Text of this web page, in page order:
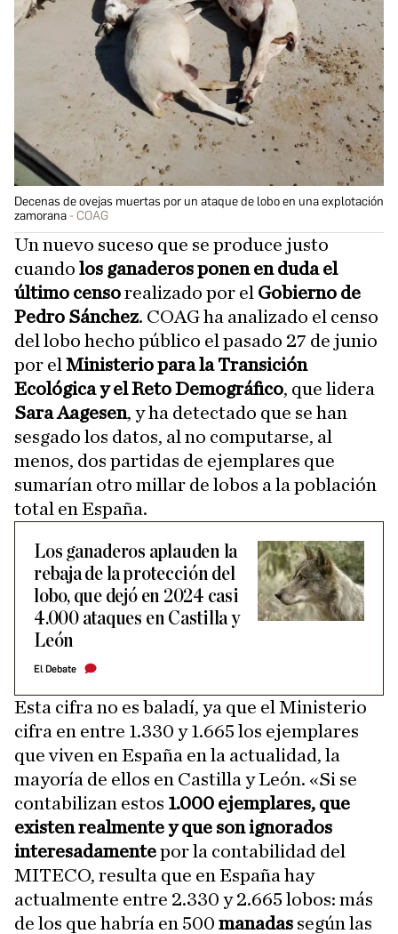
Decenas de ovejas muertas por un ataque de lobo en una explotación
zamorana
COAG
Un nuevo suceso que se produce justo
cuando los ganaderos ponen en duda el
último censorealizado por el Gobierno de
Pedro Sánchez. COAG ha analizado el censo
del lobo hecho público el pasado 27 de junio
por el Ministerio para la Transición
Ecológica y el Reto Demográfico, que lidera
Sara Aagesen, y ha detectado que se han
sesgado los datos, al no computarse, al
menos, dos partidas de ejemplares que
sumarían otro millar de lobos a la población
total en España.
Los ganaderos aplauden la
rebaja de la protección del
lobo, que dejó en 2024 casi
4.000 ataques en Castilla y
León
El Debate
Esta cifra no es baladí, ya que el Ministerio
cifra en entre 1.330 y 1.665 los ejemplares
que viven en España en la actualidad, la
mayoría de ellos en Castilla y León. «Si se
contabilizan estos 1.000 ejemplares, que
existen realmente y que son ignorados
interesadamentepor la contabilidad del
MITECO, resulta que en España hay
actualmente entre 2.330 y 2.665 lobos: más
de los que habría en 500 manadas según las